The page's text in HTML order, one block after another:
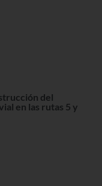
del
en las rutas 5 y